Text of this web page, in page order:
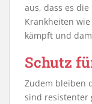
aus, dass es
Krankheiten
kämpft und
Schutz
Zudem bleiben
sind resistenter